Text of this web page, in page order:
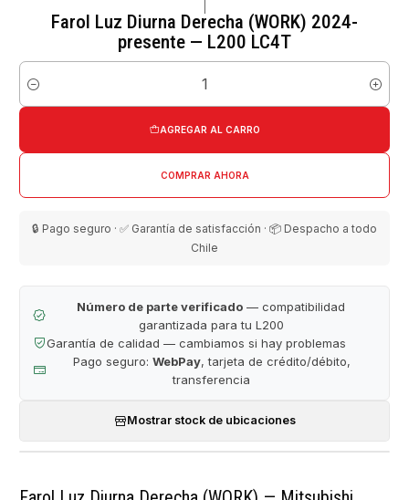
Farol Luz Diurna Derecha (WORK) 2024-
presente — L200 LC4T
Cantidad
AGREGAR AL CARRO
COMPRAR AHORA
🔒 Pago seguro · ✅ Garantía de satisfacción · 📦 Despacho a todo
Chile
Número de parte verificado — compatibilidad
garantizada para tu L200
Garantía de calidad — cambiamos si hay problemas
Pago seguro: WebPay, tarjeta de crédito/débito,
transferencia
Mostrar stock de ubicaciones